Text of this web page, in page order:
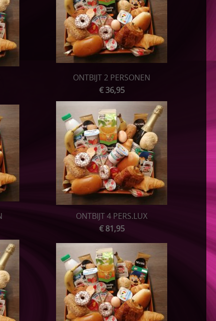
ONTBIJT 2 PERSONEN
€ 36,95
ONTBIJT 4 PERS.LUX
€ 81,95